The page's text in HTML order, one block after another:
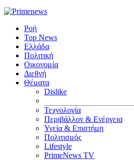
Ροή
Top News
Ελλάδα
Πολιτική
Οικονομία
Διεθνή
Θέματα
Dislike
Τεχνολογία
Περιβάλλον & Ενέργεια
Υγεία & Επιστήμη
Πολιτισμός
Lifestyle
PrimeNews TV